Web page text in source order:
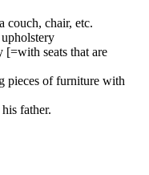
couch, chair, etc.
[=with seats that are
pieces of furniture with
father.